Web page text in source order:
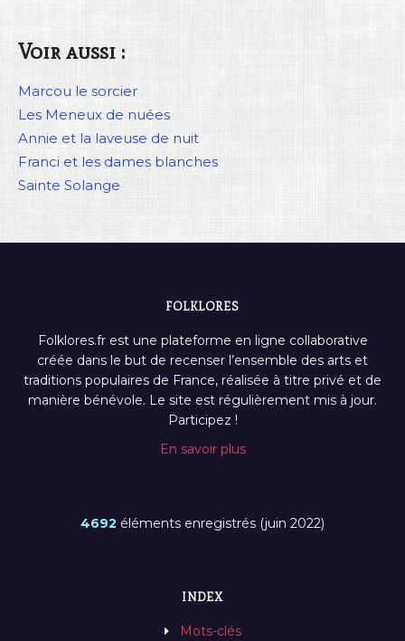
Voir aussi :
Marcou le sorcier
Les Meneux de nuées
Annie et la laveuse de nuit
Franci et les dames blanches
Sainte Solange
FOLKLORES
Folklores.fr est une plateforme en ligne collaborative
créée dans le but de recenser l’ensemble des arts et
traditions populaires de France, réalisée à titre privé et de
manière bénévole. Le site est régulièrement mis à jour.
Participez !
En savoir plus
4692 éléments enregistrés (juin 2022)
INDEX
Mots-clés